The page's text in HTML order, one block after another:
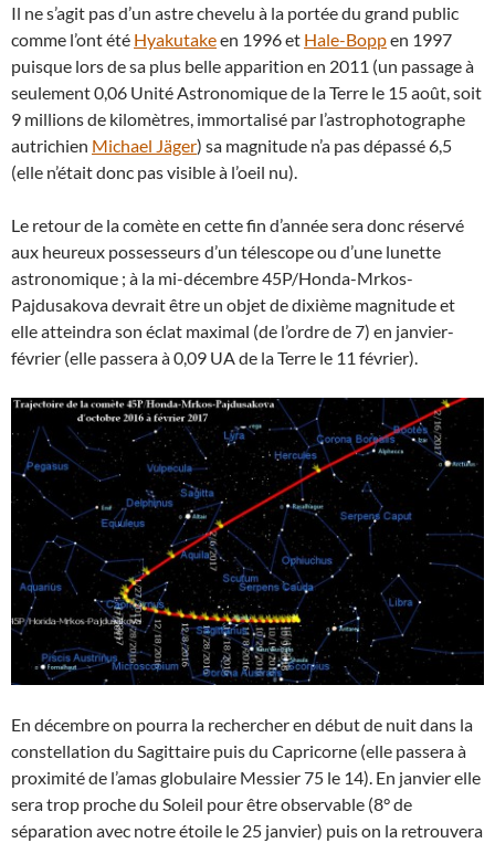
Il ne s’agit pas d’un astre chevelu à la portée du grand public
comme l’ont été Hyakutakeen 1996 et Hale-Boppen 1997
puisque lors de sa plus belle apparition en 2011 (un passage à
seulement 0,06 Unité Astronomique de la Terre le 15 août, soit
9 millions de kilomètres, immortalisé par l’astrophotographe
autrichien Michael Jäger) sa magnitude n’a pas dépassé 6,5
(elle n’était donc pas visible à l’oeil nu).
Le retour de la comète en cette fin d’année sera donc réservé
aux heureux possesseurs d’un télescope ou d’une lunette
astronomique ; à la mi-décembre 45P/Honda-Mrkos-
Pajdusakova devrait être un objet de dixième magnitude et
elle atteindra son éclat maximal (de l’ordre de 7) en janvier-
février (elle passera à 0,09 UA de la Terre le 11 février).
En décembre on pourra la rechercher en début de nuit dans la
constellation du Sagittaire puis du Capricorne (elle passera à
proximité de l’amas globulaire Messier 75 le 14). En janvier elle
sera trop proche du Soleil pour être observable (8° de
séparation avec notre étoile le 25 janvier) puis on la retrouvera